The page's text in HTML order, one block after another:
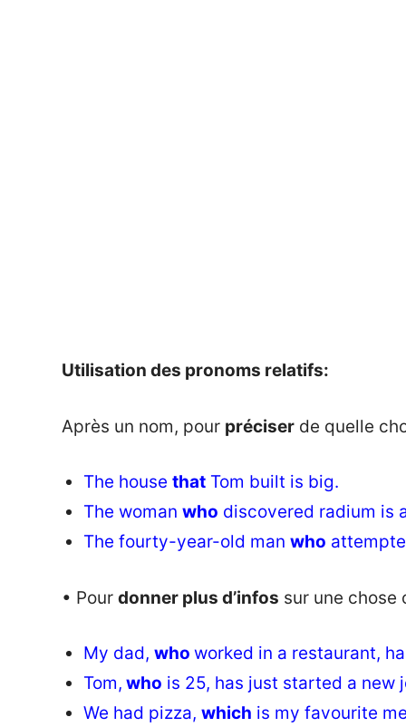
Utilisation des pronoms relatifs:
Après un nom, pour préciser de quelle
The house thatTom built is big.
The woman who discovered radium is
The fourty-year-old man who
• Pour donner plus d’infos sur une chose
My dad, who worked in a restaurant,
Tom, who is 25, has just started a new
We had pizza, which is my favourite